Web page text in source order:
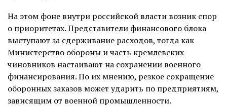
На этом фоне внутри российской власти возник спор
о приоритетах. Представители финансового блока
выступают за сдерживание расходов, тогда как
Министерство обороны и часть кремлевских
чиновников настаивают на сохранении военного
финансирования. По их мнению, резкое сокращение
оборонных заказов может ударить по предприятиям,
зависящим от военной промышленности.